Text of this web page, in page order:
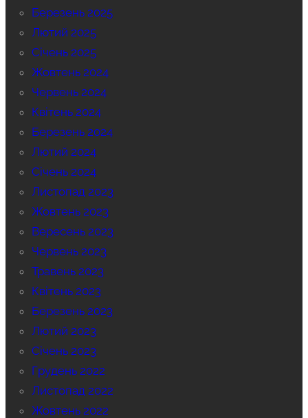
Березень 2025
Лютий 2025
Січень 2025
Жовтень 2024
Червень 2024
Квітень 2024
Березень 2024
Лютий 2024
Січень 2024
Листопад 2023
Жовтень 2023
Вересень 2023
Червень 2023
Травень 2023
Квітень 2023
Березень 2023
Лютий 2023
Січень 2023
Грудень 2022
Листопад 2022
Жовтень 2022